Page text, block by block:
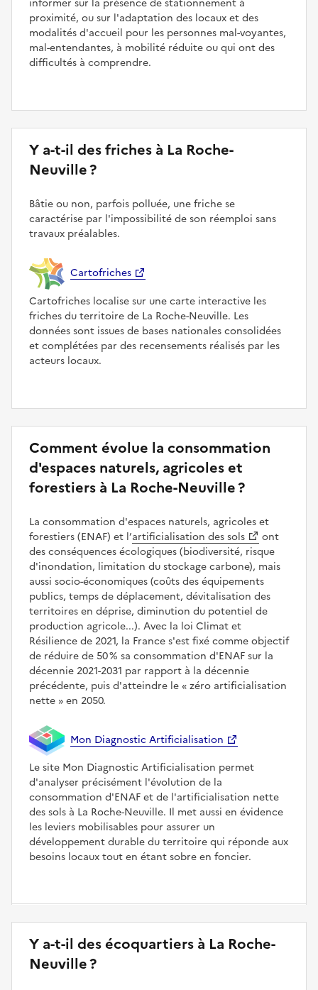
proximité, ou sur l'adaptation des locaux et des
modalités d'accueil pour les personnes mal-voyantes,
mal-entendantes, à mobilité réduite ou qui ont des
difficultés à comprendre.
Y a-t-il des friches à La Roche-
Neuville ?
Bâtie ou non, parfois polluée, une friche se
caractérise par l'impossibilité de son réemploi sans
travaux préalables.
Cartofriches
Cartofriches localise sur une carte interactive les
friches du territoire de La Roche-Neuville. Les
données sont issues de bases nationales consolidées
et complétées par des recensements réalisés par les
acteurs locaux.
Comment évolue la consommation
d'espaces naturels, agricoles et
forestiers à La Roche-Neuville ?
La consommation d'espaces naturels, agricoles et
forestiers (ENAF) et l’artificialisation des sols
ont
des conséquences écologiques (biodiversité, risque
d'inondation, limitation du stockage carbone), mais
aussi socio-économiques (coûts des équipements
publics, temps de déplacement, dévitalisation des
territoires en déprise, diminution du potentiel de
production agricole...). Avec la loi Climat et
Résilience de 2021, la France s'est fixé comme objectif
de réduire de 50 % sa consommation d'ENAF sur la
décennie 2021-2031 par rapport à la décennie
précédente, puis d'atteindre le
zéro artificialisation
nette
en 2050.
Mon Diagnostic Artificialisation
Le site Mon Diagnostic Artificialisation permet
d'analyser précisément l'évolution de la
consommation d'ENAF et de l'artificialisation nette
des sols à La Roche-Neuville. Il met aussi en évidence
les leviers mobilisables pour assurer un
développement durable du territoire qui réponde aux
besoins locaux tout en étant sobre en foncier.
Y a-t-il des écoquartiers à La Roche-
Neuville ?